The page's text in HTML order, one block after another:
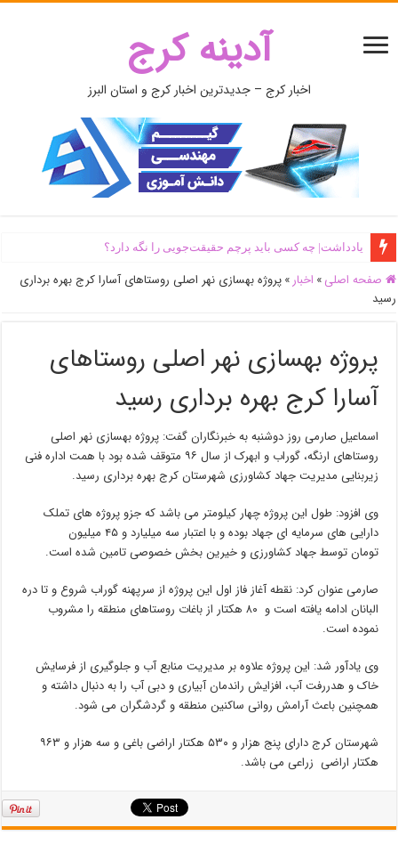
آدینه کرج
اخبار کرج – جدیدترین اخبار کرج و استان البرز
یادداشت| ‌چه کسی باید پرچم حقیقت‌جویی را نگه دارد؟
صفحه اصلی » اخبار » پروژه بهسازی نهر اصلی روستاهای آسارا کرج بهره برداری
رسید
پروژه بهسازی نهر اصلی روستاهای
آسارا کرج بهره برداری رسید
اسماعیل صارمی روز دوشنبه به خبرنگاران گفت: پروژه بهسازی نهر اصلی
روستاهای ارنگه، گوراب و ابهرک از سال ۹۶ متوقف شده بود با همت اداره فنی
زیربنایی مدیریت جهاد کشاورزی شهرستان کرج بهره برداری رسید.
وی افزود: طول این پروژه چهار کیلومتر می باشد که جزو پروژه های تملک
دارایی های سرمایه ای جهاد بوده و با اعتبار سه میلیارد و ۴۵ میلیون
تومان توسط جهاد کشاورزی و خیرین بخش خصوصی تامین شده است.
صارمی عنوان کرد: نقطه آغاز فاز اول این پروژه از سرپهنه گوراب شروع و تا دره
البانان ادامه یافته است و ۸۰ هکتار از باغات روستاهای منطقه را مشروب
نموده است.
وی یادآور شد: این پروژه علاوه بر مدیریت منابع آب و جلوگیری از فرسایش
خاک و هدررفت آب، افزایش راندمان آبیاری و دبی آب را به دنبال داشته و
همچنین باعث آرامش روانی ساکنین منطقه و گردشگران می شود.
شهرستان کرج دارای پنج هزار و ۵۳۰ هکتار اراضی باغی و سه هزار و ۹۶۳
هکتار اراضی زراعی می باشد.